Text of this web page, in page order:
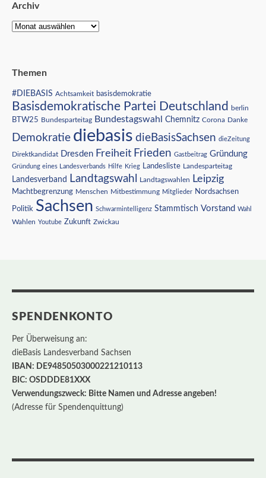
Archiv
Themen
#DIEBASIS Achtsamkeit basisdemokratie
Basisdemokratische Partei Deutschland berlin
BTW25 Bundesparteitag Bundestagswahl Chemnitz Corona Danke
Demokratie diebasis dieBasisSachsen dieZeitung
Direktkandidat Dresden Freiheit Frieden Gastbeitrag Gründung
Gründung eines Landesverbands Hilfe Krieg Landesliste Landesparteitag
Landesverband Landtagswahl Landtagswahlen Leipzig
Machtbegrenzung Menschen Mitbestimmung Mitglieder Nordsachsen
Politik Sachsen Schwarmintelligenz Stammtisch Vorstand Wahl
Wahlen Youtube Zukunft Zwickau
SPENDENKONTO
Per Überweisung an:
dieBasis Landesverband Sachsen
IBAN: DE94850503000221210113
BIC: OSDDDE81XXX
Verwendungszweck: Bitte Namen und Adresse angeben!
(Adresse für Spendenquittung)